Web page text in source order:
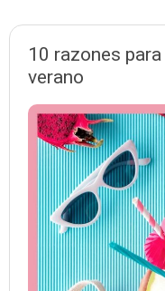
10 razones
verano